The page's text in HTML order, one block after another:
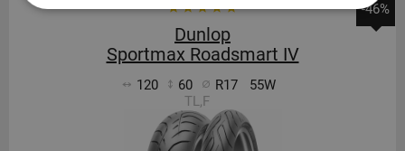
-46%
Dunlop
Sportmax Roadsmart IV
120 60 R17
55W
TL,F